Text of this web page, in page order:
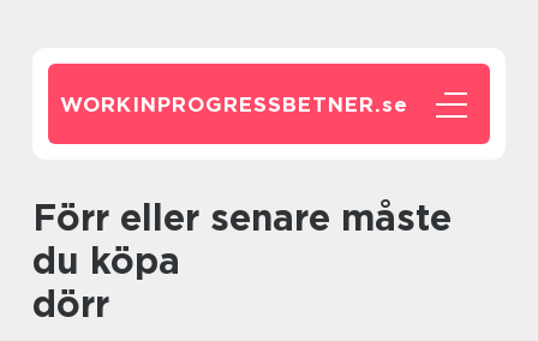
WORKINPROGRESSBETNER.se
Förr eller senare måste
du köpa
dörr